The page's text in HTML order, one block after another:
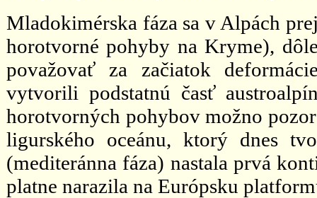
Mladokimérska fáza sa v Alpách
horotvorné pohyby na Kryme),
považovať za začiatok
vytvorili podstatnú časť
horotvorných pohybov možno
ligurského oceánu, ktorý dnes
(mediteránna fáza) nastala prvá
platne narazila na Európsku